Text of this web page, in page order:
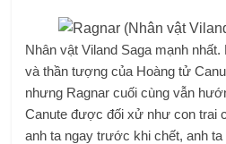
Nhân vật Viland Saga mạnh
và thần tượng của Hoàng tử
nhưng Ragnar cuối cùng vẫn
Canute được đối xử như con trai
anh ta ngay trước khi chết, anh